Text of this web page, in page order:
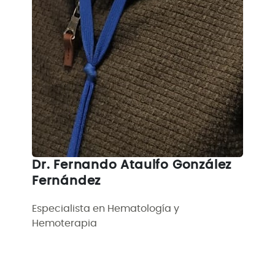
Dr. Fernando Ataulfo González
Fernández
Especialista en Hematología y
Hemoterapia